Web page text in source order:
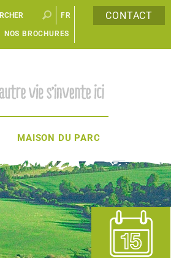
CONTACT
EN
FR
NOS BROCHURES
MAISON DU PARC